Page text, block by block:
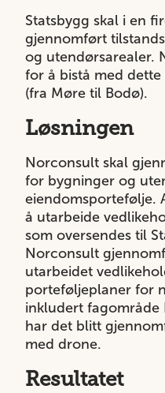
Statsbygg skal i en
gjennomført
og utendørsarealer.
for å bistå med
(fra Møre til Bodø).
Løsningen
Norconsult skal
for bygninger og
eiendomsportefølje.
å utarbeide
som oversendes til
Norconsult
utarbeidet
porteføljeplaner for
inkludert fagområde
har det blitt
med drone.
Resultatet